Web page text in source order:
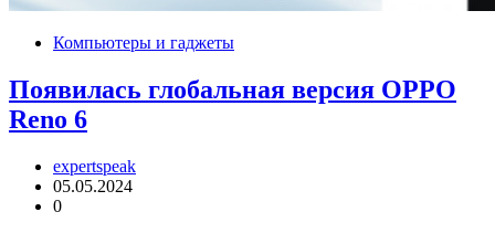
Компьютеры и гаджеты
Появилась глобальная версия OPPO
Reno 6
expertspeak
05.05.2024
0